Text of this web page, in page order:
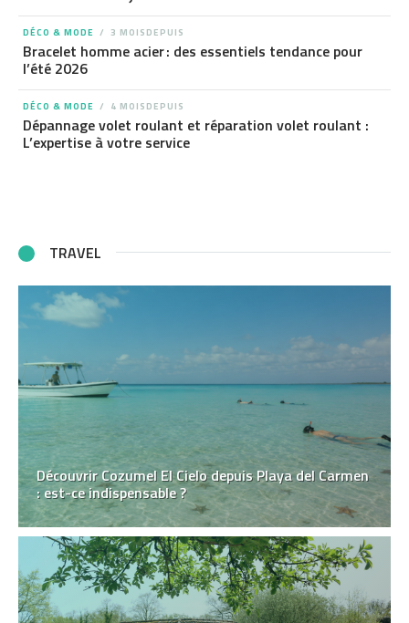
DÉCO & MODE 3 MOISDEPUIS
Bracelet homme acier : des essentiels tendance pour
l’été 2026
DÉCO & MODE 4 MOISDEPUIS
Dépannage volet roulant et réparation volet roulant :
L’expertise à votre service
TRAVEL
Découvrir Cozumel El Cielo depuis Playa del Carmen
: est-ce indispensable ?